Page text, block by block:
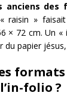
anciens des
raisin »
× 72 cm. Un
du papier
folio ?